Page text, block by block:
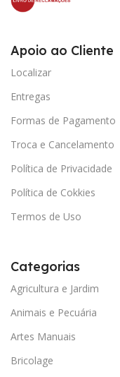
Apoio ao Cliente
Localizar
Entregas
Formas de Pagamento
Troca e Cancelamento
Política de Privacidade
Política de Cokkies
Termos de Uso
Categorias
Agricultura e Jardim
Animais e Pecuária
Artes Manuais
Bricolage